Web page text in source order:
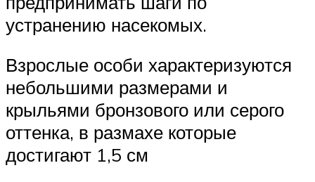
устранению насекомых.
Взрослые особи характеризуются
небольшими размерами и
крыльями бронзового или серого
оттенка, в размахе которые
достигают 1,5 см